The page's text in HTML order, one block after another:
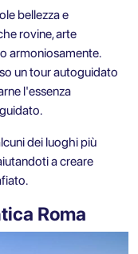
bellezza e
rovine, arte
armoniosamente.
untour autoguidato
l'essenza
dei luoghi più
a creare
Roma